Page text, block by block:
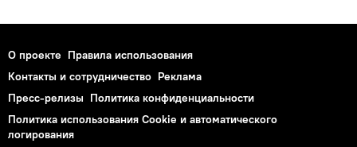
О проекте Правила использования
Контакты и сотрудничество Реклама
Пресс-релизы Политика конфиденциальности
Политика использования Cookie и автоматического
логирования